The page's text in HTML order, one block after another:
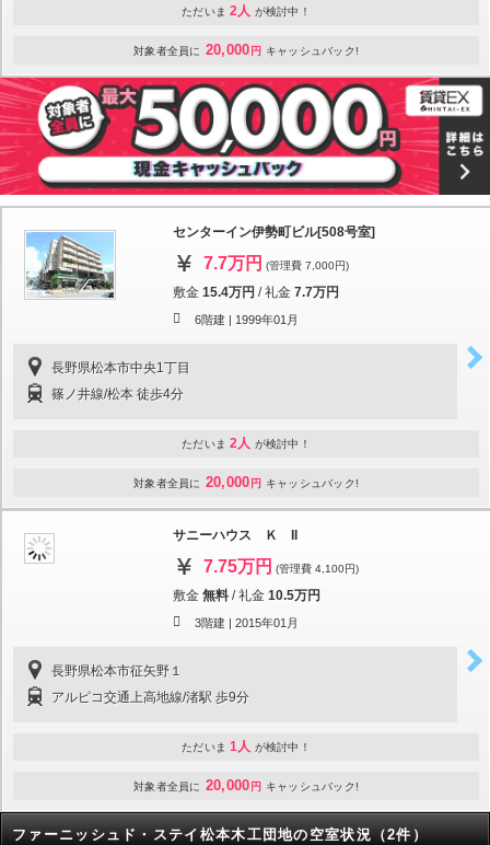
ただいま 2人 が検討中！
対象者全員に 20,000 円 キャッシュバック!
センターイン伊勢町ビル[508号室]
7.7万円 (管理費 7,000円)
敷金 15.4万円 /礼金 7.7万円
6階建 | 1999年01月
長野県松本市中央1丁目
篠ノ井線/松本 徒歩4分
ただいま 2人 が検討中！
対象者全員に 20,000 円 キャッシュバック!
サニーハウス Ｋ II
7.75万円 (管理費 4,100円)
敷金 無料 /礼金 10.5万円
3階建 | 2015年01月
長野県松本市征矢野１
アルピコ交通上高地線/渚駅 歩9分
ただいま 1人 が検討中！
対象者全員に 20,000 円 キャッシュバック!
ファーニッシュド・ステイ松本木工団地の空室状況（2件）